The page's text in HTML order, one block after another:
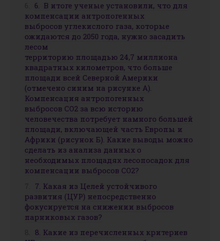
6. В итоге ученые установили, что для
компенсации антропогенных
выбросов углекислого газа, которые
ожидаются до 2050 года, нужно засадить
лесом
территорию площадью 24,7 миллиона
квадратных километров, что больше
площади всей Северной Америки
(отмечено синим на рисунке А).
Компенсация антропогенных
выбросов СО2 за всю историю
человечества потребует намного большей
площади, включающей часть Европы и
Африки (рисунок Б). Какие выводы можно
сделать из анализа данных о
необходимых площадях лесопосадок для
компенсации выбросов СО2?
7. Какая из Целей устойчивого
развития (ЦУР) непосредственно
фокусируется на снижении выбросов
парниковых газов?
8. Какие из перечисленных критериев